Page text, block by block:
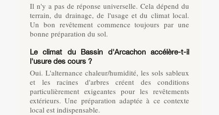
Il n'y a pas de réponse universelle. Cela dépend du
terrain, du drainage, de l'usage et du climat local.
Un bon revêtement commence toujours par une
bonne préparation du sol.
Le climat du Bassin d'Arcachon accélère-t-il
l'usure des cours ?
Oui. L'alternance chaleur/humidité, les sols sableux
et les racines d'arbres créent des conditions
particulièrement exigeantes pour les revêtements
extérieurs. Une préparation adaptée à ce contexte
local est indispensable.